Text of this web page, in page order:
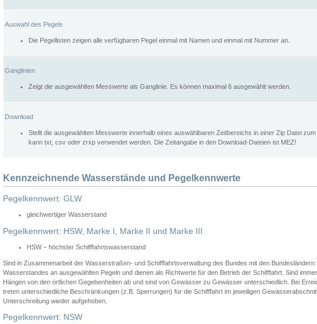
Auswahl des Pegels
Die Pegellisten zeigen alle verfügbaren Pegel einmal mit Namen und einmal mit Nummer an.
Ganglinien
Zeigt die ausgewählten Messwerte als Ganglinie. Es können maximal 6 ausgewählt werden.
Download
Stellt die ausgewählten Messwerte innerhalb eines auswählbaren Zeitbereichs in einer Zip Datei
kann txt, csv oder zrxp verwendet werden. Die Zeitangabe in den Download-Dateien ist MEZ!
Kennzeichnende Wasserstände und Pegelkennwerte
Pegelkennwert: GLW
gleichwertiger Wasserstand
Pegelkennwert: HSW, Marke I, Marke II und Marke III
HSW – höchster Schifffahrtswasserstand
Sind in Zusammenarbeit der Wasserstraßen- und Schifffahrtsverwaltung des Bundes mit den Bundesländern
Wasserstandes an ausgewählten Pegeln und dienen als Richtwerte für den Betrieb der Schifffahrt. Sind
Hängen von den örtlichen Gegebenheiten ab und sind von Gewässer zu Gewässer unterschiedlich. Bei
treten unterschiedliche Beschränkungen (z.B. Sperrungen) für die Schifffahrt im jeweiligen
Unterschreitung wieder aufgehoben.
Pegelkennwert: NSW